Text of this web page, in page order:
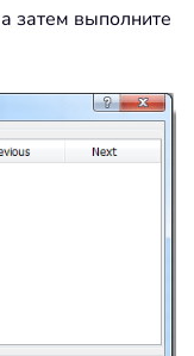
затем выполните